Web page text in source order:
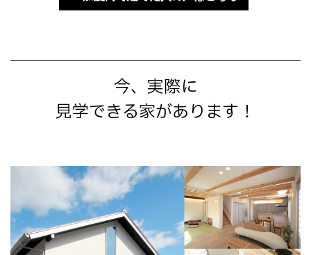
今、実際に
見学できる家があります！